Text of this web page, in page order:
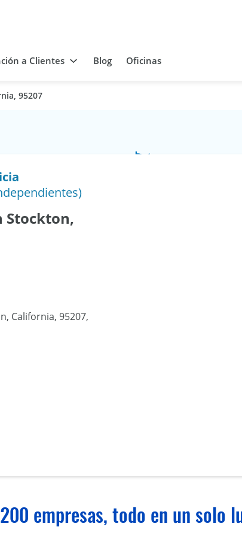
a Clientes Blog Oficinas
95207
Stockton,
California, 95207,
empresas, todo en un solo